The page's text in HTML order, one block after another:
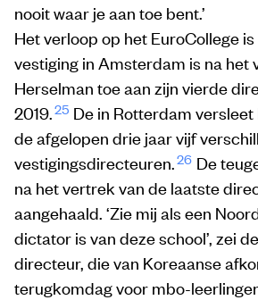
nooit waar je aan toe bent.’
Het verloop op het EuroCollege is
vestiging in Amsterdam is na het
Herselman toe aan zijn vierde
2019.25 De in Rotterdam
de afgelopen drie jaar vijf
vestigingsdirecteuren.26 De
na het vertrek van de laatste
aangehaald. ‘Zie mij als een
dictator is van deze school’, zei
directeur, die van Koreaanse
terugkomdag voor mbo-